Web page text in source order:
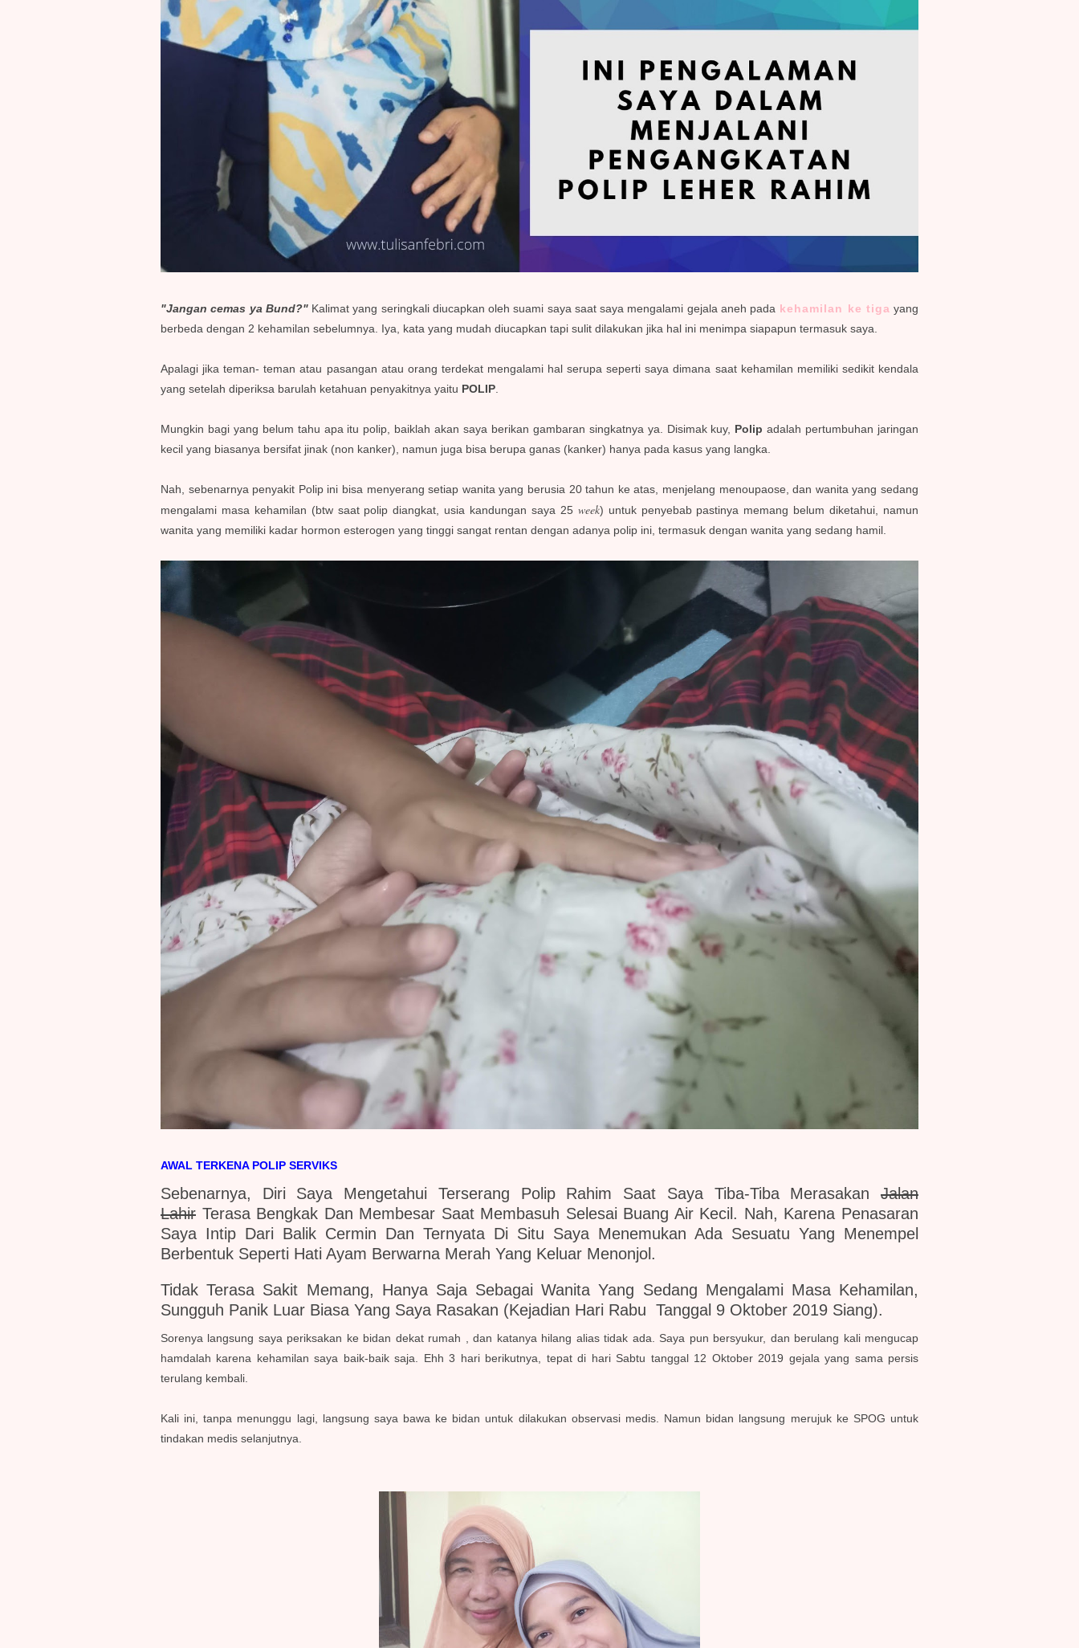
"Jangan cemas ya Bund?" Kalimat yang seringkali diucapkan oleh suami saya saat saya mengalami gejala aneh pada kehamilan ke tiga yang
berbeda dengan 2 kehamilan sebelumnya. Iya, kata yang mudah diucapkan tapi sulit dilakukan jika hal ini menimpa siapapun termasuk saya.
Apalagi jika teman- teman atau pasangan atau orang terdekat mengalami hal serupa seperti saya dimana saat kehamilan memiliki sedikit kendala
yang setelah diperiksa barulah ketahuan penyakitnya yaitu POLIP
Mungkin bagi yang belum tahu apa itu polip, baiklah akan saya berikan gambaran singkatnya ya. Disimak kuy, Polip adalah pertumbuhan jaringan
kecil yang biasanya bersifat jinak (non kanker), namun juga bisa berupa ganas (kanker) hanya pada kasus yang langka.
Nah, sebenarnya penyakit Polip ini bisa menyerang setiap wanita yang berusia 20 tahun ke atas, menjelang menoupaose, dan wanita yang sedang
mengalami masa kehamilan (btw saat polip diangkat, usia kandungan saya 25 week) untuk penyebab pastinya memang belum diketahui, namun
wanita yang memiliki kadar hormon esterogen yang tinggi sangat rentan dengan adanya polip ini, termasuk dengan wanita yang sedang hamil.
AWAL TERKENA POLIP SERVIKS
Sebenarnya, Diri Saya Mengetahui Terserang Polip Rahim Saat Saya Tiba-Tiba Merasakan Jalan
Lahir Terasa Bengkak Dan Membesar Saat Membasuh Selesai Buang Air Kecil. Nah, Karena Penasaran
Saya Intip Dari Balik Cermin Dan Ternyata Di Situ Saya Menemukan Ada Sesuatu Yang Menempel
Berbentuk Seperti Hati Ayam Berwarna Merah Yang Keluar Menonjol.
Tidak Terasa Sakit Memang, Hanya Saja Sebagai Wanita Yang Sedang Mengalami Masa Kehamilan,
Sungguh Panik Luar Biasa Yang Saya Rasakan (kejadian Hari Rabu Tanggal 9 Oktober 2019 Siang).
Sorenya langsung saya periksakan ke bidan dekat rumah , dan katanya hilang alias tidak ada. Saya pun bersyukur, dan berulang kali mengucap
hamdalah karena kehamilan saya baik-baik saja. Ehh 3 hari berikutnya, tepat di hari Sabtu tanggal 12 Oktober 2019 gejala yang sama persis
terulang kembali.
Kali ini, tanpa menunggu lagi, langsung saya bawa ke bidan untuk dilakukan observasi medis. Namun bidan langsung merujuk ke SPOG untuk
tindakan medis selanjutnya.